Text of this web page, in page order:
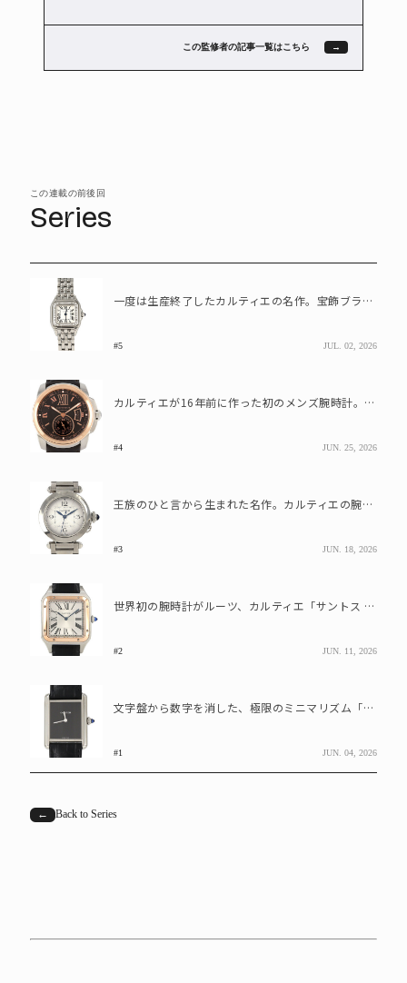
この監修者の記事一覧はこちら
この連載の前後回
Series
一度は生産終了したカルティエの名作。宝飾ブランドのこだわりがつまった「ミニパンテール･ドゥ･カルティエ」
#5 JUL. 02, 2026
カルティエが16年前に作った初のメンズ腕時計。自社製ムーブメントを搭載した「カリブル」
#4 JUN. 25, 2026
王族のひと言から生まれた名作。カルティエの腕時計「パシャ」の知られざる物語
#3 JUN. 18, 2026
世界初の腕時計がルーツ、カルティエ「サントス デュモン XL コンビ」の魅力
#2 JUN. 11, 2026
文字盤から数字を消した、極限のミニマリズム「タンクマストドゥカルティエ LM」
#1 JUN. 04, 2026
← Back to Series